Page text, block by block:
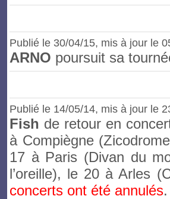
Publié le 30/04/15, mis à jour le
ARNO poursuit sa
Publié le 14/05/14, mis à jour le
Fish de retour en
à Compiègne
17 à Paris (Divan du
l’oreille), le 20 à Arles
concerts ont été annulés.